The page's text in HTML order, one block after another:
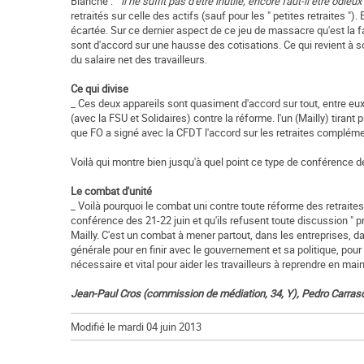
retraités sur celle des actifs (sauf pour les " petites retraites
écartée. Sur ce dernier aspect de ce jeu de massacre qu'est
sont d'accord sur une hausse des cotisations. Ce qui revient à
du salaire net des travailleurs.
Ce qui divise
_ Ces deux appareils sont quasiment d'accord sur tout, entre
(avec la FSU et Solidaires) contre la réforme. l'un (Mailly) tirant
que FO a signé avec la CFDT l'accord sur les retraites
Voilà qui montre bien jusqu'à quel point ce type de conférence
Le combat d'unité
_ Voilà pourquoi le combat uni contre toute réforme des
conférence des 21-22 juin et qu'ils refusent toute discussion "
Mailly. C'est un combat à mener partout, dans les entreprises,
générale pour en finir avec le gouvernement et sa politique,
nécessaire et vital pour aider les travailleurs à reprendre en
Jean-Paul Cros (commission de médiation, 34, Y), Pedro
Modifié le mardi 04 juin 2013